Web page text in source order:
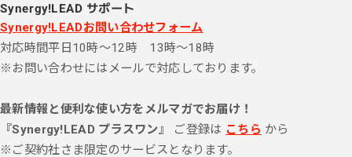
Synergy!LEAD サポート
Synergy!LEADお問い合わせフォーム
対応時間平日10時～12時 13時～18時
※お問い合わせにはメールで対応しております。
最新情報と便利な使い方をメルマガでお届け！
『Synergy!LEAD プラスワン』
ご登録は こちら から
※ご契約社さま限定のサービスとなります。